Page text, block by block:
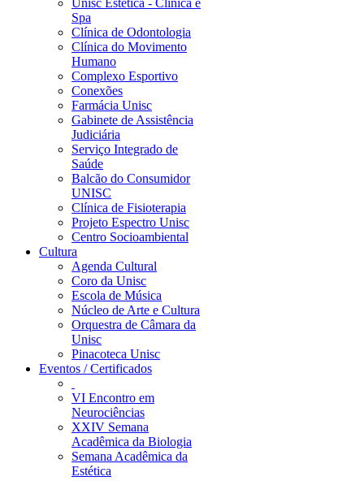
Unisc Estética - Clínica e
Spa
Clínica de Odontologia
Clínica do Movimento
Humano
Complexo Esportivo
Conexões
Farmácia Unisc
Gabinete de Assistência
Judiciária
Serviço Integrado de
Saúde
Balcão do Consumidor
UNISC
Clínica de Fisioterapia
Projeto Espectro Unisc
Centro Socioambiental
Cultura
Agenda Cultural
Coro da Unisc
Escola de Música
Núcleo de Arte e Cultura
Orquestra de Câmara da
Unisc
Pinacoteca Unisc
Eventos / Certificados
VI Encontro em
Neurociências
XXIV Semana
Acadêmica da Biologia
Semana Acadêmica da
Estética